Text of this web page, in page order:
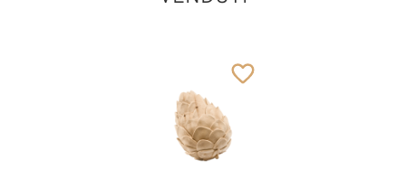
Aggiunto al carrello